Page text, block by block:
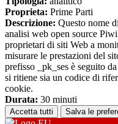
Proprieta: Prime Parti
Descrizione: Questo nome
analisi web open source
proprietari di siti Web a
misurare le prestazioni del
prefisso _pk_ses è seguito
si ritiene sia un codice di
cookie.
Durata: 30 minuti
Accetta tutti Salva le